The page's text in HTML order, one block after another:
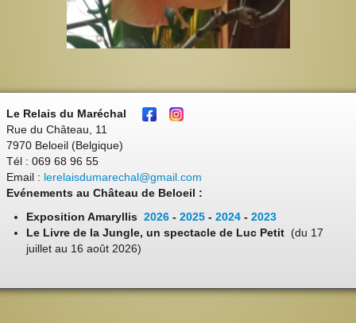
Le Relais du Maréchal
Rue du Château, 11
7970 Beloeil (Belgique)
Tél : 069 68 96 55
Email : lerelaisdumarechal@gmail.com
Evénements au Château de Beloeil :
Exposition Amaryllis 2026 - 2025 - 2024 - 2023
Le Livre de la Jungle, un spectacle de Luc Petit (du 17
juillet au 16 août 2026)